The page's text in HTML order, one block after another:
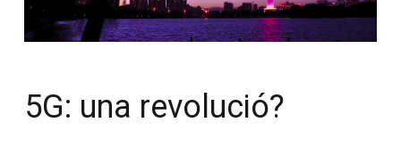
5G: una revolució?